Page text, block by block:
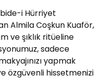
i Hürriyet
Almila Coşkun Kuaför,
ve şıklık ritüeline
sadece
yapmak
özgüvenli hissetmenizi